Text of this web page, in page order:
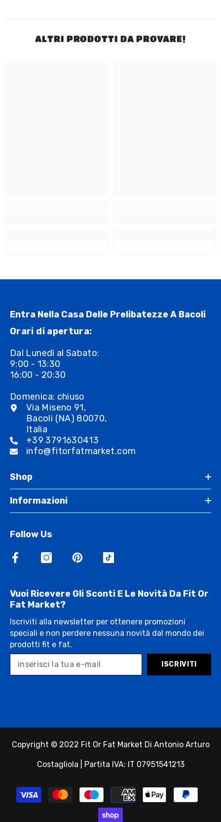
ALTRI PRODOTTI DA PROVARE!
Entra Nella Casa Delle Prelibatezze A Bacoli
Orari di apertura:
Dal Lunedì al Sabato:
9:00 - 13:30
16:00 - 20:30
Domenica: chiuso
Via Miseno 91,
Bacoli (NA) 80070,
Italia
+39 3791630413
info@fitorfatmarket.com
Shop
Informazioni
Follow Us
Vuoi Ricevere Gli Sconti E Le Novità Da Fit Or
Fat Market?
Iscriviti alla newsletter per ottenere promozioni
speciali e non perdere nessuna novità dal mondo dei
prodotti fit e fat.
ISCRIVITI
Copyright © 2022 Fit Or Fat Market Di Antonio Arturo
Costagliola | Partita IVA: IT 07951541213
Payment
methods